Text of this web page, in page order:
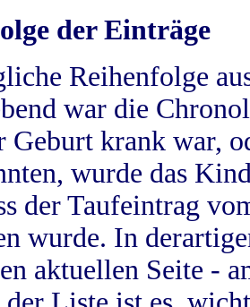
der Einträge
Reihenfolge
war die
Geburt krank war,
wurde das
der Taufeintrag
wurde. In
aktuellen Seite -